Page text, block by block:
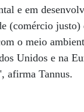
e em
(comércio justo)
o meio
Unidos e na
afirma Tannus.